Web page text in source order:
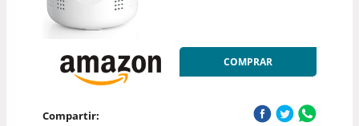
COMPRAR
Compartir: